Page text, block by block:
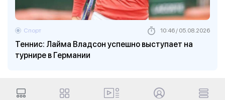
Теннис: Лайма Владсон успешно выступает на
турнире в Германии
Спорт 10:46 / 05.08.2026